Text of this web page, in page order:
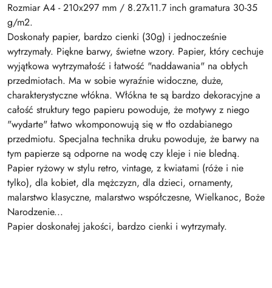
Rozmiar A4 - 210x297 mm / 8.27x11.7 inch gramatura 30-35
g/m2.
Doskonały papier, bardzo cienki (30g) i jednocześnie
wytrzymały. Piękne barwy, świetne wzory. Papier, który cechuje
wyjątkowa wytrzymałość i łatwość "naddawania" na obłych
przedmiotach. Ma w sobie wyraźnie widoczne, duże,
charakterystyczne włókna. Włókna te są bardzo dekoracyjne a
całość struktury tego papieru powoduje, że motywy z niego
"wydarte" łatwo wkomponowują się w tło ozdabianego
przedmiotu. Specjalna technika druku powoduje, że barwy na
tym papierze są odporne na wodę czy kleje i nie bledną.
Papier ryżowy w stylu retro, vintage, z kwiatami (róże i nie
tylko), dla kobiet, dla mężczyzn, dla dzieci, ornamenty,
malarstwo klasyczne, malarstwo współczesne, Wielkanoc, Boże
Narodzenie...
Papier doskonałej jakości, bardzo cienki i wytrzymały.